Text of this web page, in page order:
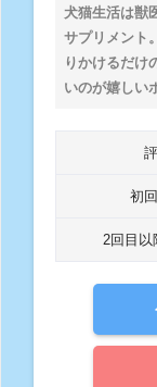
犬猫生活は獣
サプリメント
りかけるだけ
いのが嬉しい
初
2回目以